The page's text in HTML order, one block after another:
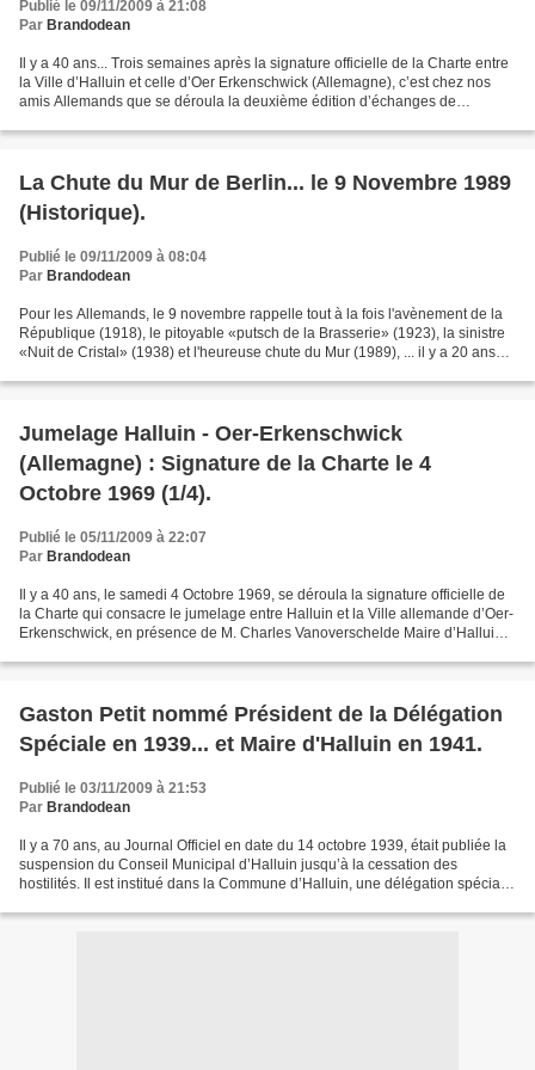
Publié le 09/11/2009 à 21:08
Par Brandodean
Il y a 40 ans... Trois semaines après la signature officielle de la Charte entre
la Ville d’Halluin et celle d’Oer Erkenschwick (Allemagne), c’est chez nos
amis Allemands que se déroula la deuxième édition d’échanges de
La Chute du Mur de Berlin... le 9 Novembre 1989
(Historique).
Publié le 09/11/2009 à 08:04
Par Brandodean
Pour les Allemands, le 9 novembre rappelle tout à la fois l'avènement de la
République (1918), le pitoyable «putsch de la Brasserie» (1923), la sinistre
«Nuit de Cristal» (1938) et l'heureuse chute du Mur (1989), ... il y a 20 ans
Jumelage Halluin - Oer-Erkenschwick
(Allemagne) : Signature de la Charte le 4
Octobre 1969 (1/4).
Publié le 05/11/2009 à 22:07
Par Brandodean
Il y a 40 ans, le samedi 4 Octobre 1969, se déroula la signature officielle de
la Charte qui consacre le jumelage entre Halluin et la Ville allemande d’Oer-
Erkenschwick, en présence de M. Charles Vanoverschelde Maire d’Halluin
Gaston Petit nommé Président de la Délégation
Spéciale en 1939... et Maire d'Halluin en 1941.
Publié le 03/11/2009 à 21:53
Par Brandodean
Il y a 70 ans, au Journal Officiel en date du 14 octobre 1939, était publiée la
suspension du Conseil Municipal d’Halluin jusqu’à la cessation des
hostilités. Il est institué dans la Commune d’Halluin, une délégation spéciale